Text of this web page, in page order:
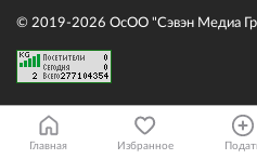
© 2019-2026 ОсОО "Сэвэн Медиа
Главная Избранное